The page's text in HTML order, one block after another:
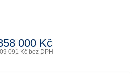
000 Kč
091 Kč bez DPH